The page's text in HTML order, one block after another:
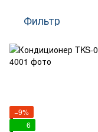
Фильтр
−9%
6